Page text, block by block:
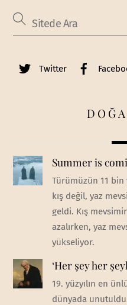
Twitter
Summer is
Türümüzün 11 bin
kış değil, yaz
geldi. Kış
azalırken, yaz
yükseliyor.
‘Her şey her
19. yüzyılın en
dünyada